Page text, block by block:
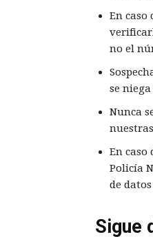
En
no el
se
Nunca
En caso
Policía
de
Sigue